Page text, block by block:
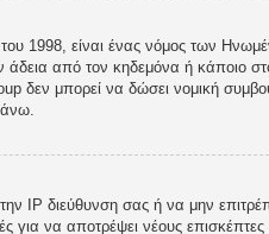
1998, είναι ένας νόμος των
από τον κηδεμόνα ή κάποιο
μπορεί να δώσει νομική
την IP διεύθυνση σας ή να μην
για να αποτρέψει νέους